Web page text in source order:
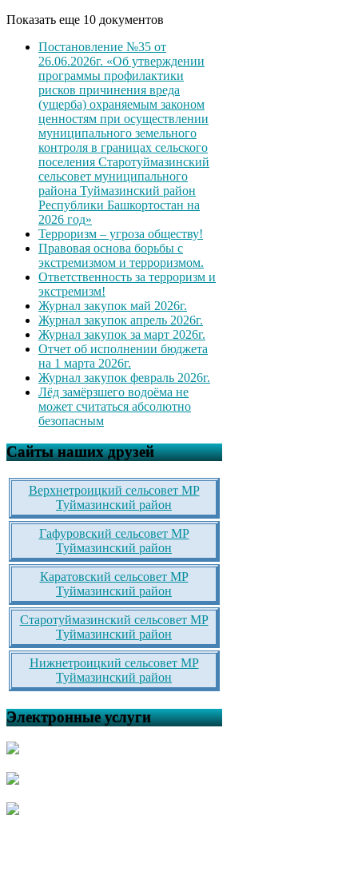
Показать еще 10 документов
Постановление №35 от
26.06.2026г. «Об утверждении
программы профилактики
рисков причинения вреда
(ущерба) охраняемым законом
ценностям при осуществлении
муниципального земельного
контроля в границах сельского
поселения Старотуймазинский
сельсовет муниципального
района Туймазинский район
Республики Башкортостан на
2026 год»
Терроризм – угроза обществу!
Правовая основа борьбы с
экстремизмом и терроризмом.
Ответственность за терроризм и
экстремизм!
Журнал закупок май 2026г.
Журнал закупок апрель 2026г.
Журнал закупок за март 2026г.
Отчет об исполнении бюджета
на 1 марта 2026г.
Журнал закупок февраль 2026г.
Лёд замёрзшего водоёма не
может считаться абсолютно
безопасным
Сайты наших друзей
Верхнетроицкий сельсовет МР
Туймазинский район
Гафуровский сельсовет МР
Туймазинский район
Каратовский сельсовет МР
Туймазинский район
Старотуймазинский сельсовет МР
Туймазинский район
Нижнетроицкий сельсовет МР
Туймазинский район
Электронные услуги